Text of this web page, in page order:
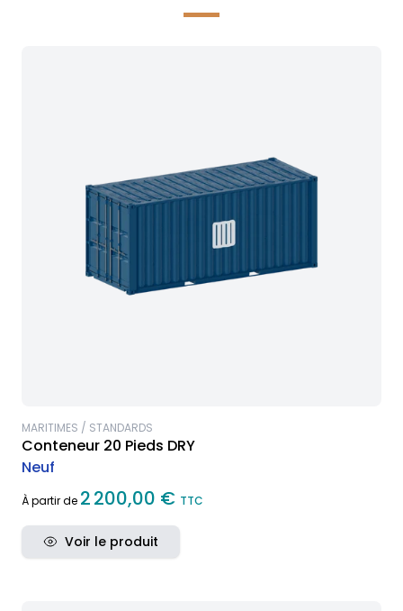
MARITIMES / STANDARDS
Conteneur 20 Pieds DRY
Neuf
À partir de 2 200,00 € TTC
Voir le produit